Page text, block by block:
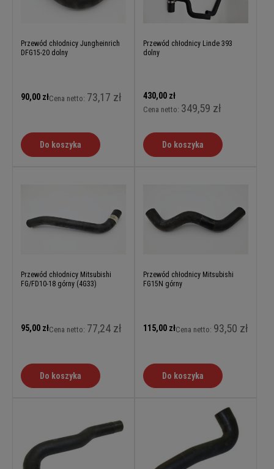
Przewód chłodnicy Jungheinrich
DFG15-20 dolny
90,00 złCena netto: 73,17 zł
Do koszyka
Przewód chłodnicy Linde 393
dolny
430,00 zł
Cena netto: 349,59 zł
Do koszyka
Przewód chłodnicy Mitsubishi
FG/FD10-18 górny (4G33)
95,00 złCena netto: 77,24 zł
Do koszyka
Przewód chłodnicy Mitsubishi
FG15N górny
115,00 złCena netto: 93,50 zł
Do koszyka